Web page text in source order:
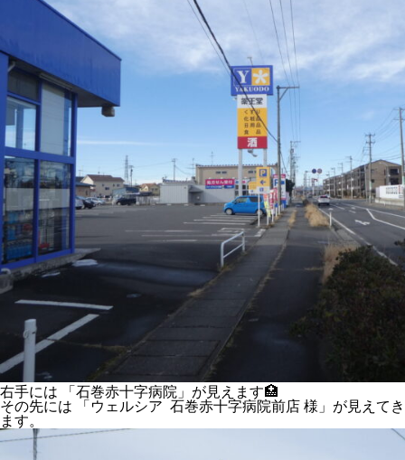
右手には 「石巻赤十字病院」が見えます🏥
その先には 「ウェルシア 石巻赤十字病院前店 様」が見えてき
ます。